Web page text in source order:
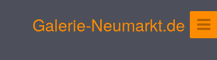
Galerie-Neumarkt.de